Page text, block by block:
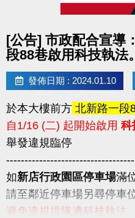
[公告] 市政配合宣導
段88巷啟用科技執法。
發佈日期 : 2024.01.10
於本大樓前方 北新路一段
自1/16 (二) 起開始啟用 科
舉發違規臨停
如新店行政園區停車場滿
請至鄰近停車場另尋停車
避免違規排隊遭科技執法